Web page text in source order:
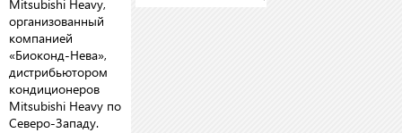
Mitsubishi Heavy,
организованный
компанией
«Биоконд-Нева»,
дистрибьютором
кондиционеров
Mitsubishi Heavy по
Северо-Западу.